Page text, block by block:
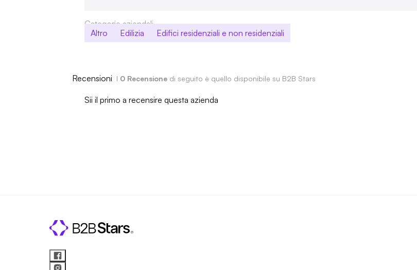
Categorie aziendali
Altro
Edilizia Edifici residenziali e non residenziali
Recensioni I 0 Recensione di seguito è quello disponibile su B2B Stars
Sii il primo a recensire questa azienda